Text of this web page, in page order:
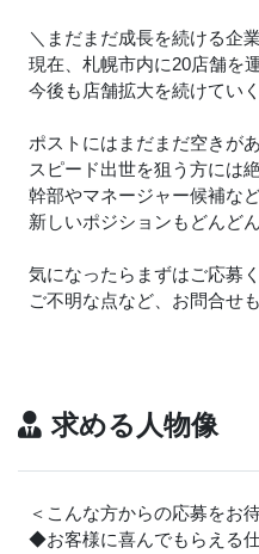
＼まだまだ成長を続ける企
現在、札幌市内に20店舗を
今後も店舗拡大を続けてい
ポストにはまだまだ空きがあ
スピード出世を狙う方には
幹部やマネージャー候補など
新しいポジションもどんど
気になったらまずはご応募
ご不明な点など、お問合せ
求める人物像
＜こんな方からの応募をお
◆お客様に喜んでもらえる